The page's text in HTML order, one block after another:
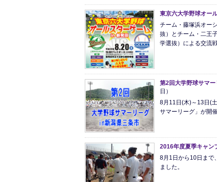
東京六大学野球オー
チーム・藤塚浜オー
抜）とチーム・二王
学選抜）による交流
第2回大学野球サマ
日）
8月11日(木)～13日(
サマーリーグ」が開
2016年度夏季キャン
8月1日から10日まで
ました。